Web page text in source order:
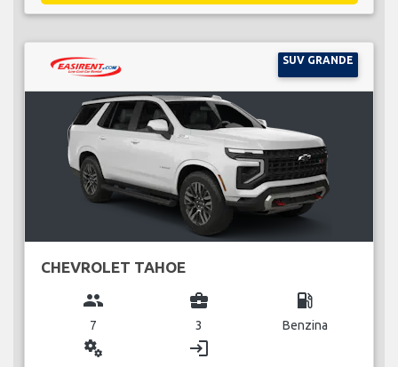
SUV GRANDE
CHEVROLET TAHOE
group
7
business_center
3
local_gas_station
Benzina
miscellaneous_services login